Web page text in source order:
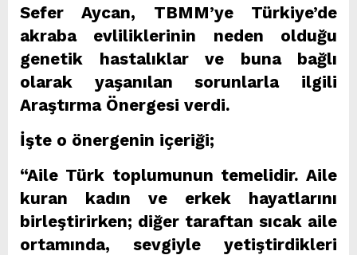
Sefer Aycan, TBMM’ye Türkiye’de
akraba evliliklerinin neden olduğu
genetik hastalıklar ve buna bağlı
olarak yaşanılan sorunlarla ilgili
Araştırma Önergesi verdi.
İşte o önergenin içeriği;
“Aile Türk toplumunun temelidir. Aile
kuran kadın ve erkek hayatlarını
birleştirirken; diğer taraftan sıcak aile
ortamında, sevgiyle yetiştirdikleri